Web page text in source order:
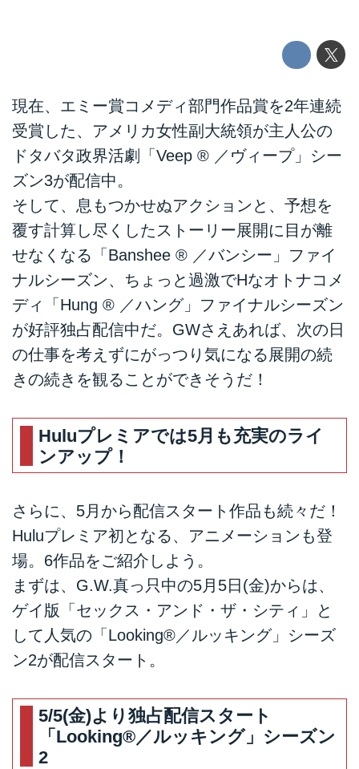
現在、エミー賞コメディ部門作品賞を2年連続
受賞した、アメリカ女性副大統領が主人公の
ドタバタ政界活劇「Veep ® ／ヴィープ」シー
ズン3が配信中。
そして、息もつかせぬアクションと、予想を
覆す計算し尽くしたストーリー展開に目が離
せなくなる「Banshee ® ／バンシー」ファイ
ナルシーズン、ちょっと過激でHなオトナコメ
ディ「Hung ® ／ハング」ファイナルシーズン
が好評独占配信中だ。GWさえあれば、次の日
の仕事を考えずにがっつり気になる展開の続
きの続きを観ることができそうだ！
Huluプレミアでは5月も充実のライ
ンアップ！
さらに、5月から配信スタート作品も続々だ！
Huluプレミア初となる、アニメーションも登
場。6作品をご紹介しよう。
まずは、G.W.真っ只中の5月5日(金)からは、
ゲイ版「セックス・アンド・ザ・シティ」と
して人気の「Looking®／ルッキング」シーズ
ン2が配信スタート。
5/5(金)より独占配信スタート
「Looking®／ルッキング」シーズン
2